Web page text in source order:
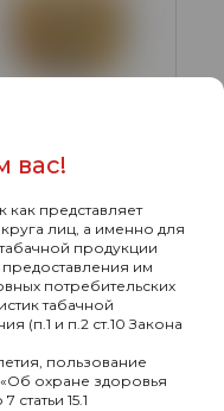
Земля с
(Wildberry Mors),
Подробнее
вас!
как представляет
лиц, а именно для
продукции
предоставления им
потребительских
табачной
(п.1 и п.2 ст.10 Закона
пользование
охране здоровья
статьи 15.1